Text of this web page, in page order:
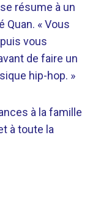
résume à un
Quan. « Vous
vous
de faire un
hip-hop. »
à la famille
à toute la